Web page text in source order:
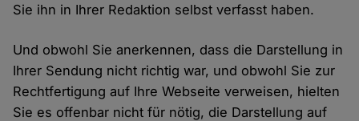
Sie ihn in Ihrer Redaktion selbst verfasst haben.
Und obwohl Sie anerkennen, dass die Darstellung in
Ihrer Sendung nicht richtig war, und obwohl Sie zur
Rechtfertigung auf Ihre Webseite verweisen, hielten
Sie es offenbar nicht für nötig, die Darstellung auf